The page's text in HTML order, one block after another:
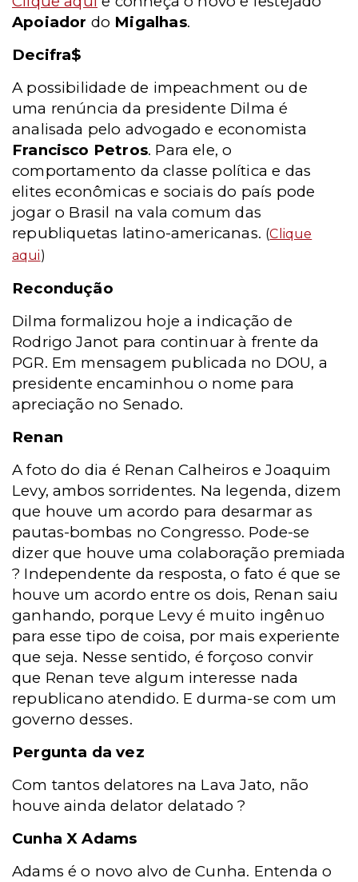
Apoiador do Migalhas.
Decifra$
A possibilidade de impeachment ou de
uma renúncia da presidente Dilma é
analisada pelo advogado e economista
Francisco Petros. Para ele, o
comportamento da classe política e das
elites econômicas e sociais do país pode
jogar o Brasil na vala comum das
republiquetas latino-americanas. (Clique
aqui)
Recondução
Dilma formalizou hoje a indicação de
Rodrigo Janot para continuar à frente da
PGR. Em mensagem publicada no DOU, a
presidente encaminhou o nome para
apreciação no Senado.
Renan
A foto do dia é Renan Calheiros e Joaquim
Levy, ambos sorridentes. Na legenda, dizem
que houve um acordo para desarmar as
pautas-bombas no Congresso. Pode-se
dizer que houve uma colaboração premiada
? Independente da resposta, o fato é que se
houve um acordo entre os dois, Renan saiu
ganhando, porque Levy é muito ingênuo
para esse tipo de coisa, por mais experiente
que seja. Nesse sentido, é forçoso convir
que Renan teve algum interesse nada
republicano atendido. E durma-se com um
governo desses.
Pergunta da vez
Com tantos delatores na Lava Jato, não
houve ainda delator delatado ?
Cunha X Adams
Adams é o novo alvo de Cunha. Entenda o